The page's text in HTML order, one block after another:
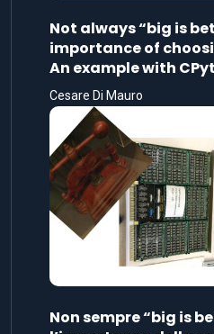
Not always “big is
importance of
An example with
Cesare Di Mauro
Non sempre “big is